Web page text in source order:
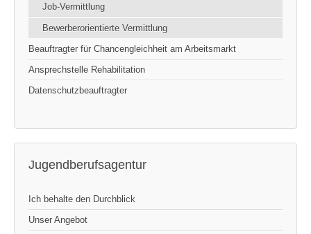
Job-Vermittlung
Bewerberorientierte Vermittlung
Beauftragter für Chancengleichheit am Arbeitsmarkt
Ansprechstelle Rehabilitation
Datenschutzbeauftragter
Jugendberufsagentur
Ich behalte den Durchblick
Unser Angebot